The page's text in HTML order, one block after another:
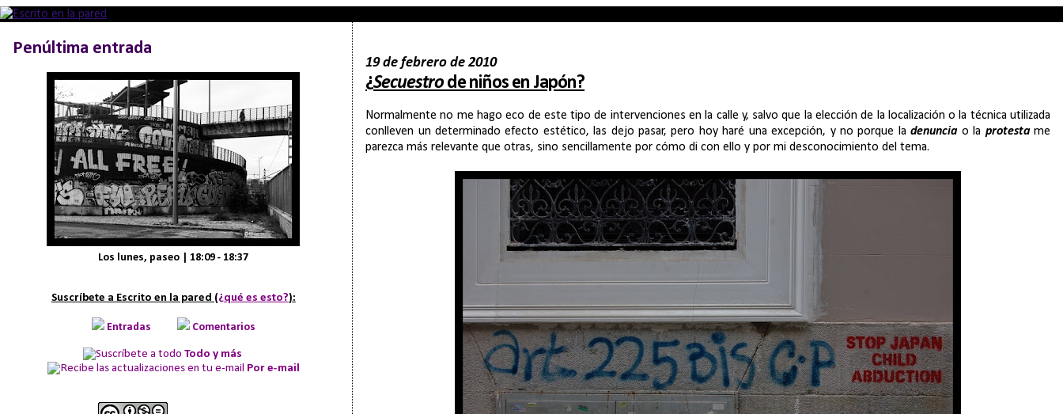
19 de febrero de 2010
¿Secuestro de niños en Japón?
Normalmente no me hago eco de este tipo de intervenciones en la calle y, salvo que la elección de la localización o la técnica utilizada
conlleven un determinado efecto estético, las dejo pasar, pero hoy haré una excepción, y no porque ladenunciao la protestame
parezca más relevante que otras, sino sencillamente por cómo di con ello y por mi desconocimiento del tema.
Penúltima entrada
Los lunes, paseo | 18:09 - 18:37
Suscríbete a Escrito en la pared (¿qué es esto?):
Entradas Comentarios
Todo y más
Por e-mail